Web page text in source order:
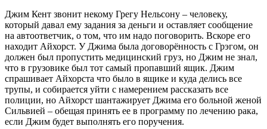
Джим Кент звонит некому Грегу Нельсону – человеку,
который давал ему задания за деньги и оставляет сообщение
на автоответчик, о том, что им надо поговорить. Вскоре его
находит Айхорст. У Джима была договорённость с Грэгом, он
должен был пропустить медицинский груз, но Джим не знал,
что в грузовике был тот самый пропавший ящик. Джим
спрашивает Айхорста что было в ящике и куда делись все
трупы, и собирается уйти с намерением рассказать все
полиции, но Айхорст шантажирует Джима его больной женой
Сильвией – обещая принять ее в программу по лечению рака,
если Джим будет выполнять его поручения.